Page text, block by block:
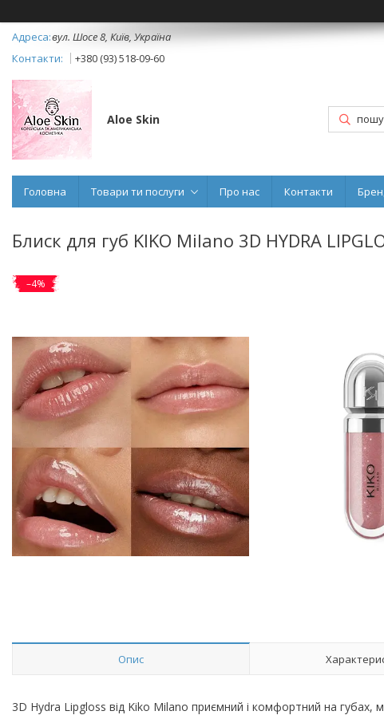
вул. Шосе 8, Київ, Україна
+380 (93) 518-09-60
Aloe Skin
Головна Товари ти послуги Про нас Контакти
Блиск для губ KIKO Milano 3D HYDRA
–4%
Опис
3D Hydra Lipgloss від Kiko Milano приємний і комфортний на губах,